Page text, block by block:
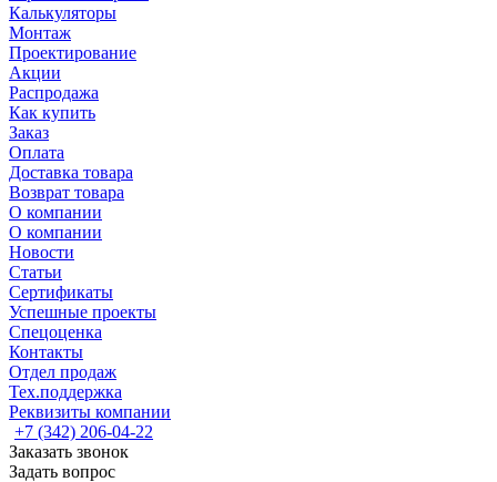
Калькуляторы
Монтаж
Проектирование
Акции
Распродажа
Как купить
Заказ
Оплата
Доставка товара
Возврат товара
О компании
О компании
Новости
Статьи
Сертификаты
Успешные проекты
Спецоценка
Контакты
Отдел продаж
Тех.поддержка
Реквизиты компании
+7 (342) 206-04-22
Заказать звонок
Задать вопрос